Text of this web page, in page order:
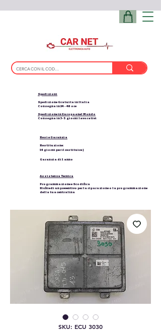
Spedizioni
Spedizione Gratuita in Italia
Consegna in 24 - 48 ore
Spedizione in Europa e nel Mondo
Consegna in 3-5 giorni lavorativi
Resi e Garanzia
Restituzione:
14 giorni per il restituire |
Garanzia di 1 anno
Assistenza Tecnica
Programmazione e Scodifica
Richiedi un preventivo per la riparazione o la programmazione
della tua centralina
SKU: ECU 3030